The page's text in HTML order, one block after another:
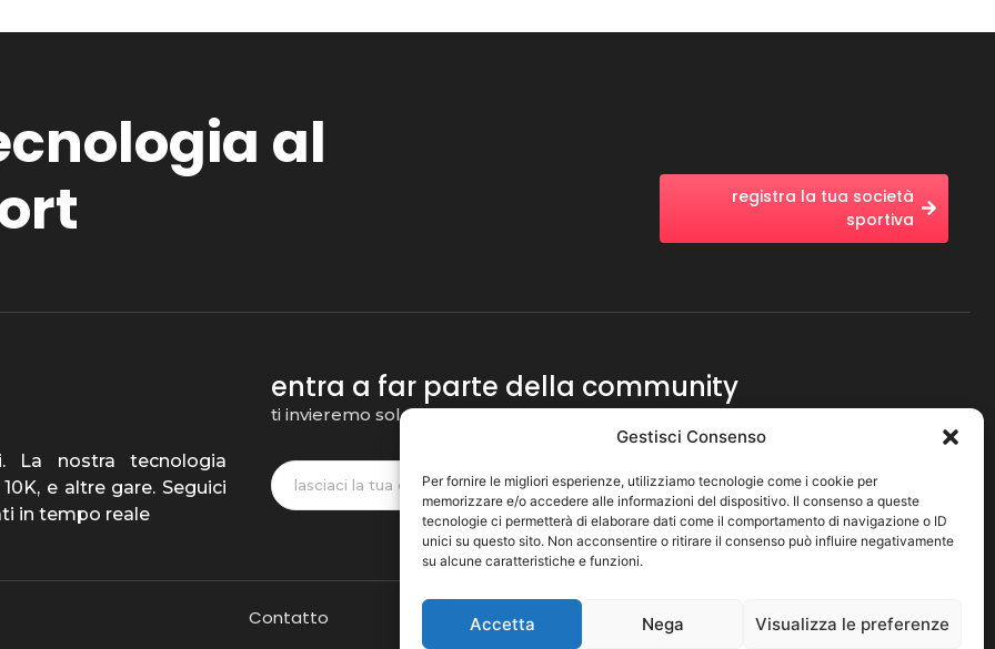
Gestisci Consenso
Per fornire le migliori esperienze, utilizziamo tecnologie come i cookie per
memorizzare e/o accedere alle informazioni del dispositivo. Il consenso a queste
tecnologie ci permetterà di elaborare dati come il comportamento di navigazione o ID
unici su questo sito. Non acconsentire o ritirare il consenso può influire negativamente
su alcune caratteristiche e funzioni.
Accetta Nega Visualizza le preferenze
al
registra la tua società
sportiva
La nostra tecnologia
e altre gare. Seguici
in tempo reale
entra a far parte della community
ti invieremo solo notizie rilevanti sulla nostra attività
Subscribe
Contatto